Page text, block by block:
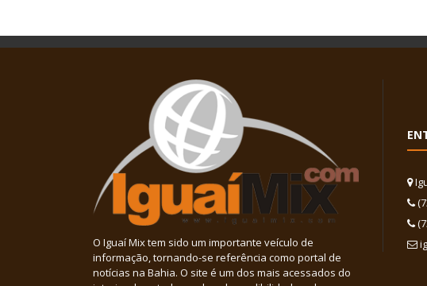
O Iguaí Mix tem sido um importante veículo de
informação, tornando-se referência como portal de
notícias na Bahia. O site é um dos mais acessados do